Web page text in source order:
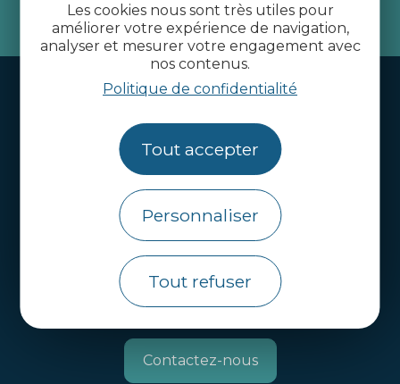
Les cookies nous sont très utiles pour
améliorer votre expérience de navigation,
analyser et mesurer votre engagement avec
nos contenus.
Politique de confidentialité
Tout accepter
Personnaliser
Tout refuser
je m'abonne
Handi-tourisme
Webcams
Brochures
Infos pratiques
Côtes d’Armor Destination
Agence de Développement Touristique et
d’Attractivité des Côtes d’Armor.
Qui sommes nous ?
Contactez-nous